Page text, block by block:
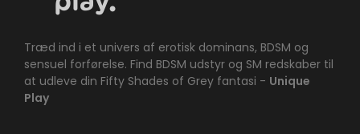
Træd ind i et univers af erotisk dominans, BDSM og
sensuel forførelse. Find BDSM udstyr og SM redskaber til
at udleve din Fifty Shades of Grey fantasi - Unique
Play